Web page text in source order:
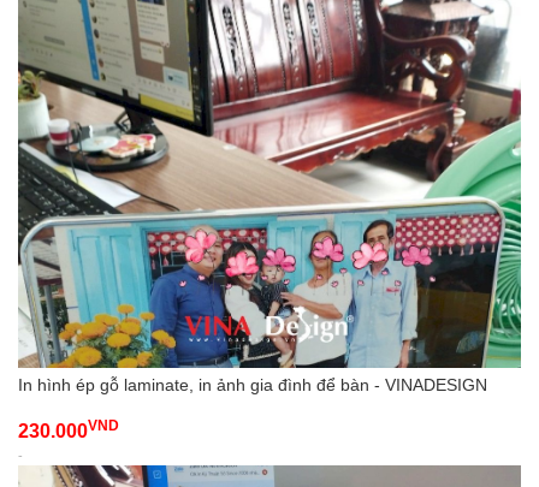
In hình ép gỗ laminate, in ảnh gia đình để bàn - VINADESIGN
230.000VND
-